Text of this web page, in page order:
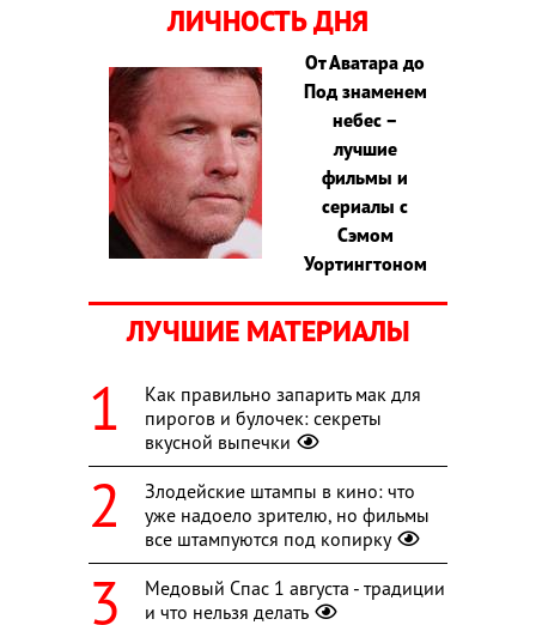
ЛИЧНОСТЬ ДНЯ
От Аватара до
Под знаменем
небес –
лучшие
фильмы и
сериалы с
Сэмом
Уортингтоном
ЛУЧШИЕ МАТЕРИАЛЫ
Как правильно запарить мак для
пирогов и булочек: секреты
вкусной выпечки
Злодейские штампы в кино: что
уже надоело зрителю, но фильмы
все штампуются под копирку
Медовый Спас 1 августа - традиции
и что нельзя делать